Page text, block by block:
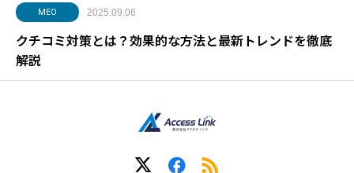
MEO 2025.09.06
クチコミ対策とは？効果的な方法と最新トレンドを徹底
解説